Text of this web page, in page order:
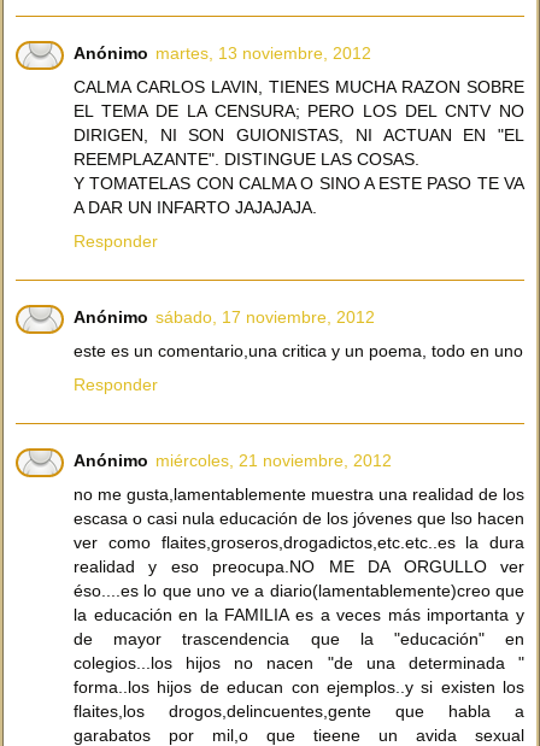
Anónimo martes, 13 noviembre, 2012
CALMA CARLOS LAVIN, TIENES MUCHA RAZON SOBRE
EL TEMA DE LA CENSURA; PERO LOS DEL CNTV NO
DIRIGEN, NI SON GUIONISTAS, NI ACTUAN EN "EL
REEMPLAZANTE". DISTINGUE LAS COSAS.
Y TOMATELAS CON CALMA O SINO A ESTE PASO TE VA
A DAR UN INFARTO JAJAJAJA.
Responder
Anónimo sábado, 17 noviembre, 2012
este es un comentario,una critica y un poema, todo en uno
Responder
Anónimo miércoles, 21 noviembre, 2012
no me gusta,lamentablemente muestra una realidad de los
escasa o casi nula educación de los jóvenes que lso hacen
ver como flaites,groseros,drogadictos,etc.etc..es la dura
realidad y eso preocupa.NO ME DA ORGULLO ver
éso....es lo que uno ve a diario(lamentablemente)creo que
la educación en la FAMILIA es a veces más importanta y
de mayor trascendencia que la "educación" en
colegios...los hijos no nacen "de una determinada "
forma..los hijos de educan con ejemplos..y si existen los
flaites,los drogos,delincuentes,gente que habla a
garabatos por mil,o que tieene un avida sexual